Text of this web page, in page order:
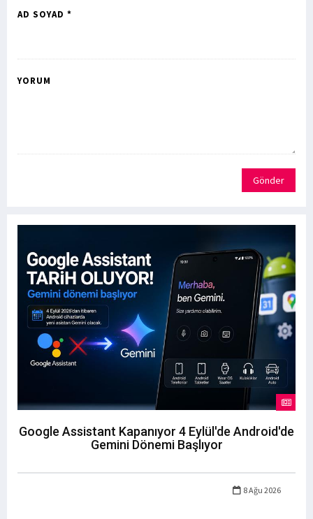
AD SOYAD *
YORUM
Gönder
Google Assistant Kapanıyor 4 Eylül'de Android'de
Gemini Dönemi Başlıyor
8 Ağu 2026